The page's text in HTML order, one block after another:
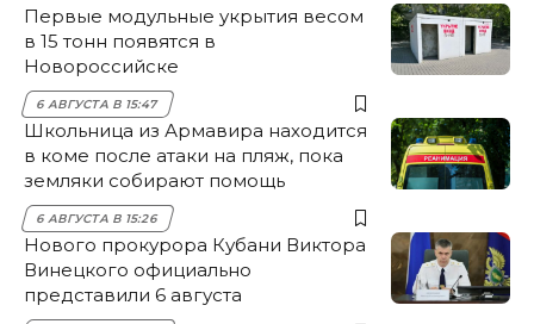
Первые модульные укрытия весом
в 15 тонн появятся в
Новороссийске
6 АВГУСТА В 15:47
Школьница из Армавира находится
в коме после атаки на пляж, пока
земляки собирают помощь
6 АВГУСТА В 15:26
Нового прокурора Кубани Виктора
Винецкого официально
представили 6 августа